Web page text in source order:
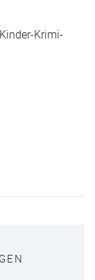
Krimi-